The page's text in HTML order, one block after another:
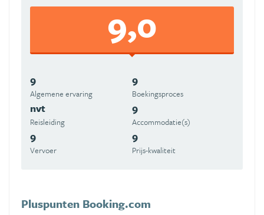
9,0
9
Algemene ervaring
9
Boekingsproces
nvt
Reisleiding
9
Accommodatie(s)
9
Vervoer
9
Prijs-kwaliteit
Pluspunten Booking.com